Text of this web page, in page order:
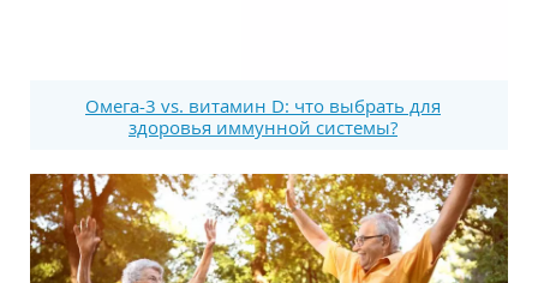
Омега-3 vs. витамин D: что выбрать для
здоровья иммунной системы?